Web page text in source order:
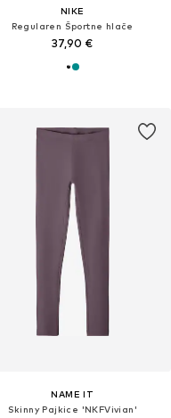
NIKE
Regularen Športne hlače
37,90 €
NAME IT
Skinny Pajkice 'NKFVivian'